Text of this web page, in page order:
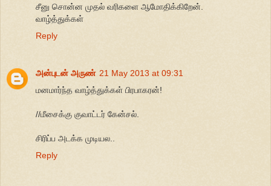
சீனு சொன்ன முதல் வரிகளை ஆமோதிக்கிறேன்.
வாழ்த்துக்கள்
Reply
அன்புடன் அருண் 21 May 2013 at 09:31
மனமார்ந்த வாழ்த்துக்கள் பிரபாகரன்!
//மீசைக்கு குவாட்டர் கேன்சல்.
சிரிப்ப அடக்க முடியல..
Reply